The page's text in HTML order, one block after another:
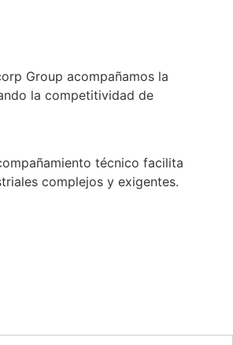
Group acompañamos la
la competitividad de
técnico facilita
complejos y exigentes.